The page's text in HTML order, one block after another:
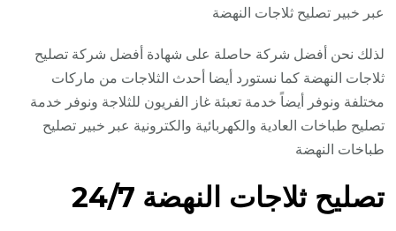
عبر خبير تصليح ثلاجات النهضة
لذلك نحن أفضل شركة حاصلة على شهادة أفضل شركة تصليح
ثلاجات النهضة كما نستورد أيضا أحدث الثلاجات من ماركات
مختلفة ونوفر أيضاً خدمة تعبئة غاز الفريون للثلاجة ونوفر خدمة
تصليح طباخات العادية والكهربائية والكترونية عبر خبير تصليح
طباخات النهضة
تصليح ثلاجات النهضة 24/7